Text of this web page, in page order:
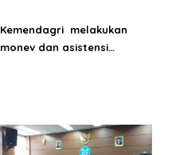
Kemendagri melakukan
monev dan asistensi